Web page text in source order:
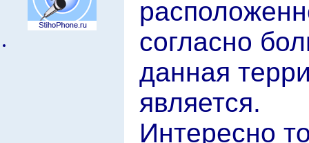
согласно
данная
является.
Интересно